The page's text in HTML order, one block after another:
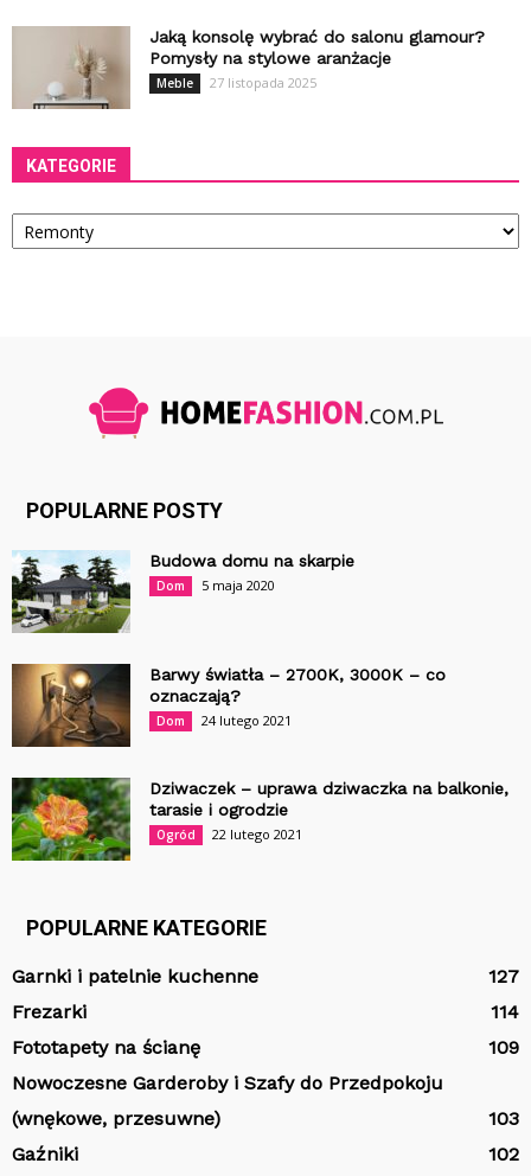
Jaką konsolę wybrać do salonu glamour?
Pomysły na stylowe aranżacje
Meble 27 listopada 2025
KATEGORIE
Kategorie
POPULARNE POSTY
Budowa domu na skarpie
Dom 5 maja 2020
Barwy światła – 2700K, 3000K – co
oznaczają?
Dom 24 lutego 2021
Dziwaczek – uprawa dziwaczka na balkonie,
tarasie i ogrodzie
Ogród 22 lutego 2021
POPULARNE KATEGORIE
Garnki i patelnie kuchenne
127
Frezarki
114
Fototapety na ścianę
109
Nowoczesne Garderoby i Szafy do Przedpokoju
(wnękowe, przesuwne)
103
Gaźniki
102